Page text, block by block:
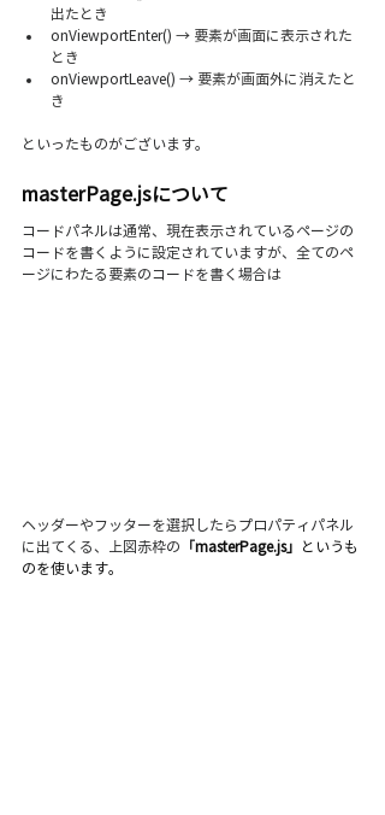
出たとき
onViewportEnter() → 要素が画面に表示された
とき
onViewportLeave() → 要素が画面外に消えたと
き
といったものがございます。
masterPage.jsについて
コードパネルは通常、現在表示されているページの
コードを書くように設定されていますが、全てのペ
ージにわたる要素のコードを書く場合は
ヘッダーやフッターを選択したらプロパティパネル
に出てくる、上図赤枠の 「masterPage.js」
というも
のを使います。